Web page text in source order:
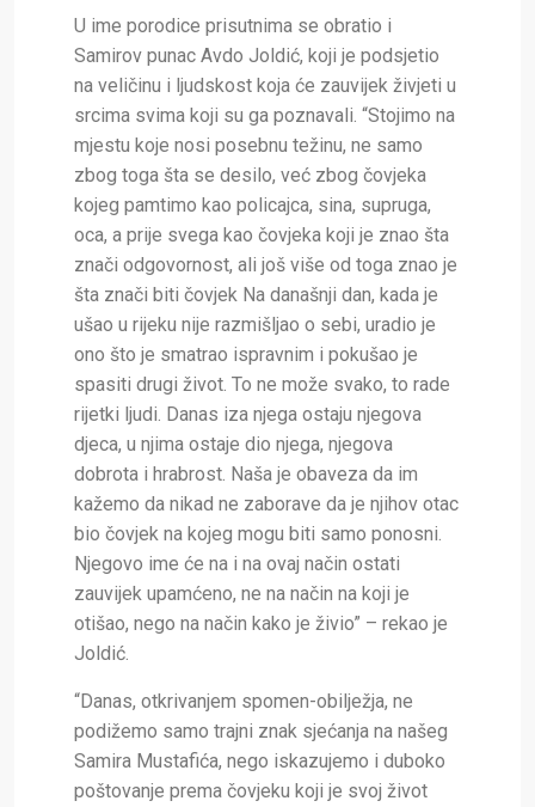
U ime porodice prisutnima se obratio i
Samirov punac Avdo Joldić, koji je podsjetio
na veličinu i ljudskost koja će zauvijek živjeti u
srcima svima koji su ga poznavali. “Stojimo na
mjestu koje nosi posebnu težinu, ne samo
zbog toga šta se desilo, već zbog čovjeka
kojeg pamtimo kao policajca, sina, supruga,
oca, a prije svega kao čovjeka koji je znao šta
znači odgovornost, ali još više od toga znao je
šta znači biti čovjek Na današnji dan, kada je
ušao u rijeku nije razmišljao o sebi, uradio je
ono što je smatrao ispravnim i pokušao je
spasiti drugi život. To ne može svako, to rade
rijetki ljudi. Danas iza njega ostaju njegova
djeca, u njima ostaje dio njega, njegova
dobrota i hrabrost. Naša je obaveza da im
kažemo da nikad ne zaborave da je njihov otac
bio čovjek na kojeg mogu biti samo ponosni.
Njegovo ime će na i na ovaj način ostati
zauvijek upamćeno, ne na način na koji je
otišao, nego na način kako je živio” – rekao je
Joldić.
“Danas, otkrivanjem spomen-obilježja, ne
podižemo samo trajni znak sjećanja na našeg
Samira Mustafića, nego iskazujemo i duboko
poštovanje prema čovjeku koji je svoj život